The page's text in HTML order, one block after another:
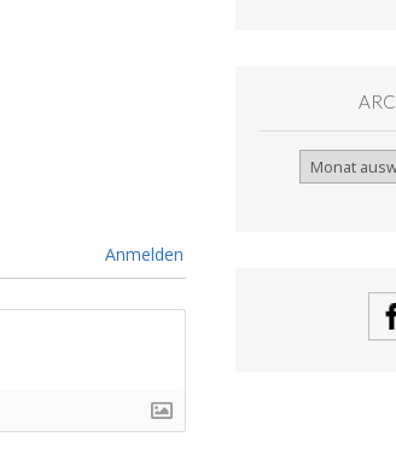
Anmelden
Archiv